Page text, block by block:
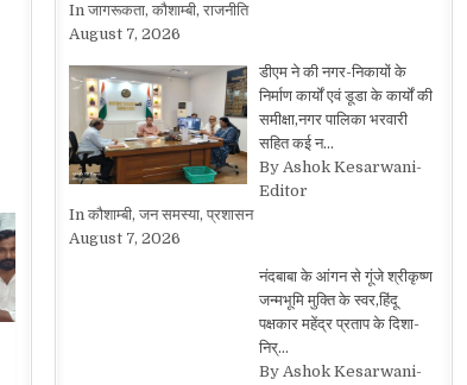
In जागरूकता, कौशाम्बी, राजनीति
August 7, 2026
डीएम ने की नगर-निकायों के
निर्माण कार्यों एवं डूडा के कार्यों की
समीक्षा,नगर पालिका भरवारी
सहित कई न…
By Ashok Kesarwani-
Editor
In कौशाम्बी, जन समस्या, प्रशासन
August 7, 2026
नंदबाबा के आंगन से गूंजे श्रीकृष्ण
जन्मभूमि मुक्ति के स्वर,हिंदू
पक्षकार महेंद्र प्रताप के दिशा-
निर्…
By Ashok Kesarwani-